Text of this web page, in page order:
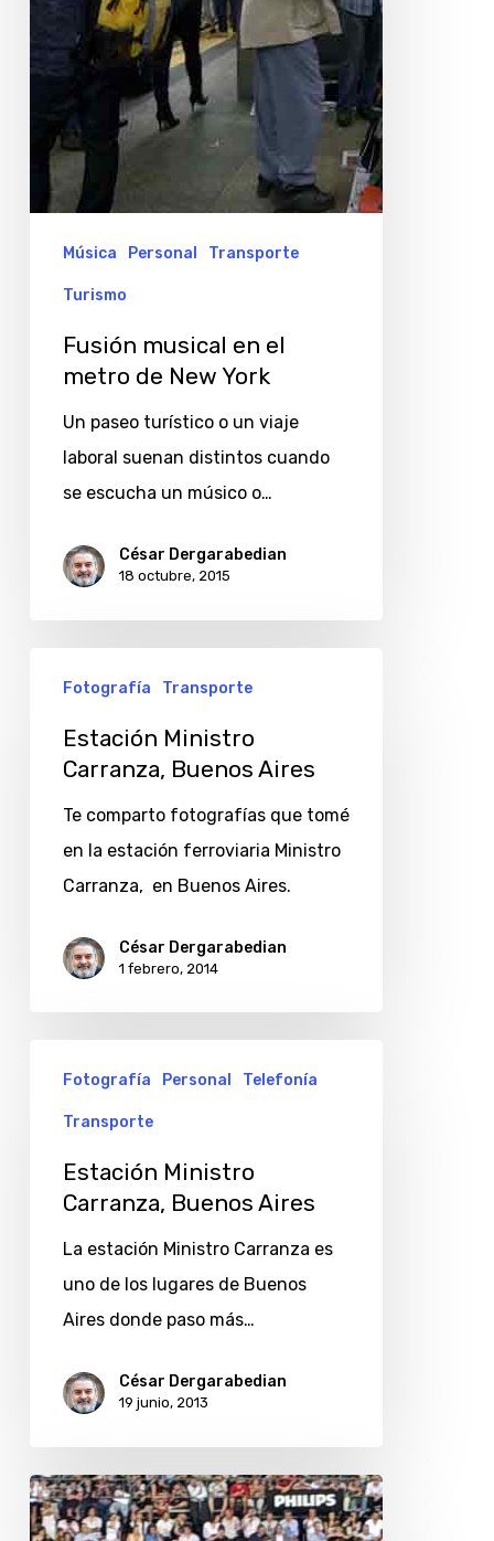
New
York
Música Personal Transporte
Turismo
Fusión musical en el
metro de New York
Un paseo turístico o un viaje
laboral suenan distintos cuando
se escucha un músico o…
César Dergarabedian
18 octubre, 2015
Ministro
Carranza,
Buenos
Aires
Fotografía Transporte
Estación Ministro
Carranza, Buenos Aires
Te comparto fotografías que tomé
en la estación ferroviaria Ministro
Carranza, en Buenos Aires.
César Dergarabedian
1 febrero, 2014
Ministro
Carranza,
Buenos
Aires
Fotografía Personal Telefonía
Transporte
Estación Ministro
Carranza, Buenos Aires
La estación Ministro Carranza es
uno de los lugares de Buenos
Aires donde paso más…
César Dergarabedian
19 junio, 2013
Federer
en